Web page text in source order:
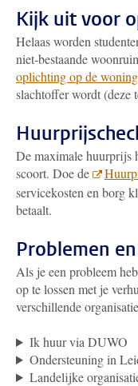
Kijk uit voor
Helaas worden
niet-bestaande
oplichting op de
slachtoffer wordt (deze
De maximale huurprijs
scoort. Doe de
servicekosten en borg
betaalt.
Problemen
Als je een probleem
op te lossen met je
verschillende
Ik huur via DUWO
Ondersteuning in
Landelijke